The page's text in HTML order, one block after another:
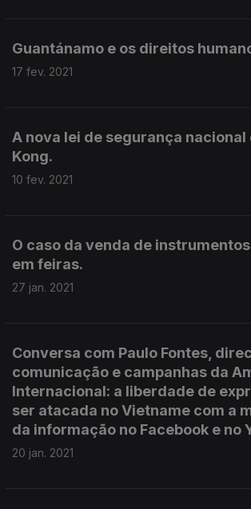
Guantánamo e os direitos
17 fev. 2021
A nova lei de segurança nacional
Kong.
10 fev. 2021
O caso da venda de
em feiras.
27 jan. 2021
Conversa com Paulo Fontes,
comunicação e campanhas da
Internacional: a liberdade de
ser atacada no Vietname com a
da informação no Facebook e no
20 jan. 2021